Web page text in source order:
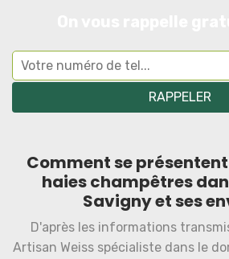
Comment se
haies champêtres
Savigny et ses
D'après les informations
Artisan Weiss spécialiste dans le